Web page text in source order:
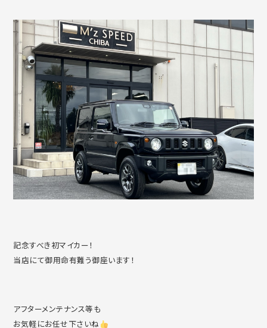
記念すべき初マイカー！
当店にて御用命有難う御座います！
アフターメンテナンス等も
お気軽にお任せ下さいね